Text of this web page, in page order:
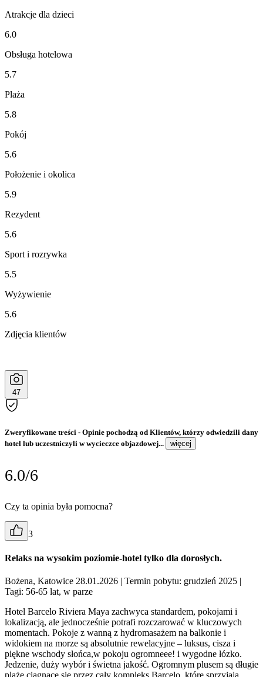
Atrakcje dla dzieci
6.0
Obsługa hotelowa
5.7
Plaża
5.8
Pokój
5.6
Położenie i okolica
5.9
Rezydent
5.6
Sport i rozrywka
5.5
Wyżywienie
5.6
Zdjęcia klientów
47
Zweryfikowane treści - Opinie pochodzą od Klientów, którzy odwiedzili dany
hotel lub uczestniczyli w wycieczce objazdowej...
więcej
6.0/6
Czy ta opinia była pomocna?
3
Relaks na wysokim poziomie-hotel tylko dla dorosłych.
Bożena, Katowice 28.01.2026 | Termin pobytu: grudzień 2025 |
Tagi: 56-65 lat, w parze
Hotel Barcelo Riviera Maya zachwyca standardem, pokojami i
lokalizacją, ale jednocześnie potrafi rozczarować w kluczowych
momentach. Pokoje z wanną z hydromasażem na balkonie i
widokiem na morze są absolutnie rewelacyjne – luksus, cisza i
piękne wschody słońca,w pokoju ogromneee! i wygodne łózko.
Jedzenie, duży wybór i świetna jakość. Ogromnym plusem są długie